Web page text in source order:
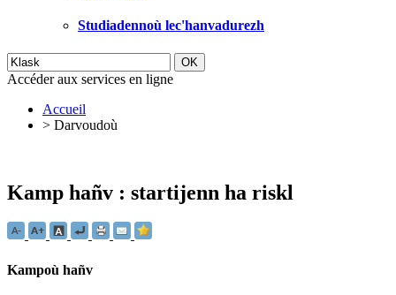
Studiadennoù lec'hanvadurezh
Accéder aux services en ligne
Accueil
> Darvoudoù
Kamp hañv : startijenn ha riskl
Kampoù hañv